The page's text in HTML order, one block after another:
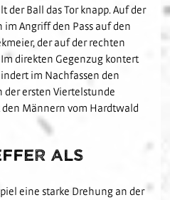
der Ball das Tor knapp. Auf der
im Angriff den Pass auf den
der auf der rechten
direkten Gegenzug kontert
im Nachfassen den
der ersten Viertelstunde
Männern vom Hardtwald
als
eine starke Drehung an der